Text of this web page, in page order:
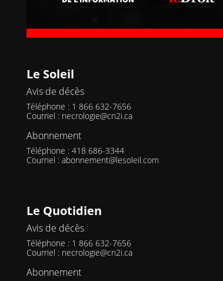
Le Soleil
Avis de décès
Téléphone : 1 866 632-7656
Courriel : necrologie@cn2i.ca
Abonnement
Téléphone : 418 686-3344
Courriel : abonnement@lesoleil.com
Le Quotidien
Avis de décès
Téléphone : 1 866 632-7656
Courriel : necrologie@cn2i.ca
Abonnement